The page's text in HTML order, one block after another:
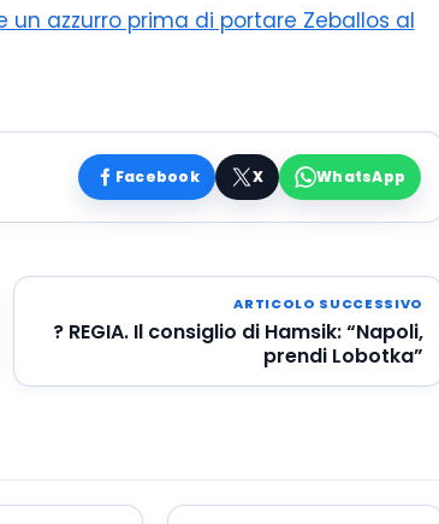
un azzurro prima di portare Zeballos al
Facebook X WhatsApp
ARTICOLO SUCCESSIVO
? REGIA. Il consiglio di Hamsik: “Napoli,
prendi Lobotka”